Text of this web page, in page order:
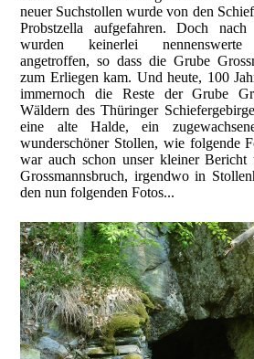
neuer Suchstollen wurde von den
Probstzella aufgefahren. Doch
wurden keinerlei nennenswerte
angetroffen, so dass die Grube
zum Erliegen kam. Und heute, 100
immernoch die Reste der Grube
Wäldern des Thüringer
eine alte Halde, ein
wunderschöner Stollen, wie folgende
war auch schon unser kleiner Bericht
Grossmannsbruch, irgendwo in
den nun folgenden Fotos...